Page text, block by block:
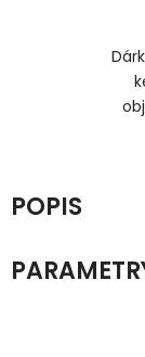
POPIS